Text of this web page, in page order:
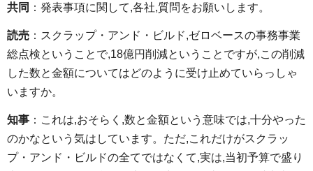
共同 ：発表事項に関して,各社,質問をお願いします。
読売 ：スクラップ・アンド・ビルド,ゼロベースの事務事業
総点検ということで,18億円削減ということですが,この削減
した数と金額についてはどのように受け止めていらっしゃ
いますか。
知事 ：これは,おそらく,数と金額という意味では,十分やった
のかなという気はしています。ただ,これだけがスクラッ
プ・アンド・ビルドの全てではなくて,実は,当初予算で盛り